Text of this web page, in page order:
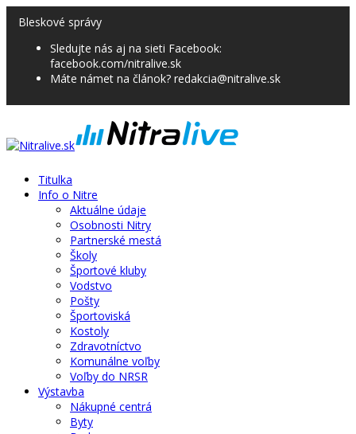
Bleskové správy
Sledujte nás aj na sieti Facebook:
facebook.com/nitralive.sk
Máte námet na článok? redakcia@nitralive.sk
Titulka
Info o Nitre
Aktuálne údaje
Osobnosti Nitry
Partnerské mestá
Školy
Športové kluby
Vodstvo
Pošty
Športoviská
Kostoly
Zdravotníctvo
Komunálne voľby
Voľby do NRSR
Výstavba
Nákupné centrá
Byty